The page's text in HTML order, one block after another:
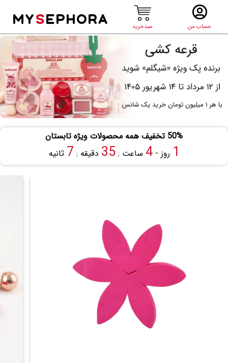
حساب من سبدخرید
MYSEPHORA
50% تخفیف همه محصولات ویژه تابستان
1 روز -4 ساعت :35 دقیقه : 6 ثانیه